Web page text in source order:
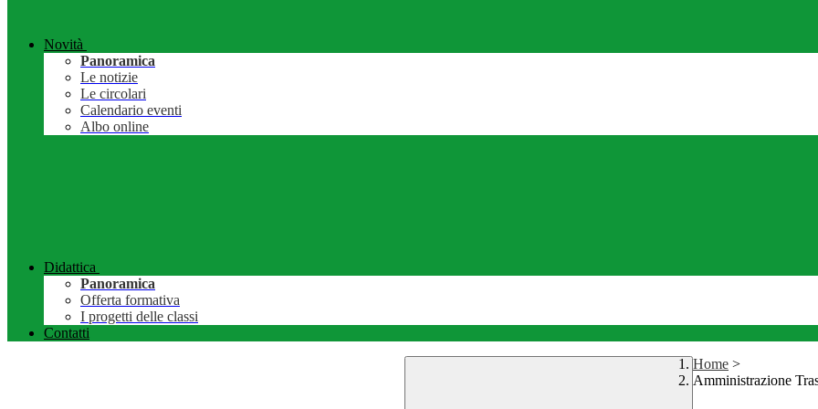
Novità
Panoramica
Le notizie
Le circolari
Calendario eventi
Albo online
Didattica
Panoramica
Offerta formativa
I progetti delle classi
Contatti
Home >
Amministrazione